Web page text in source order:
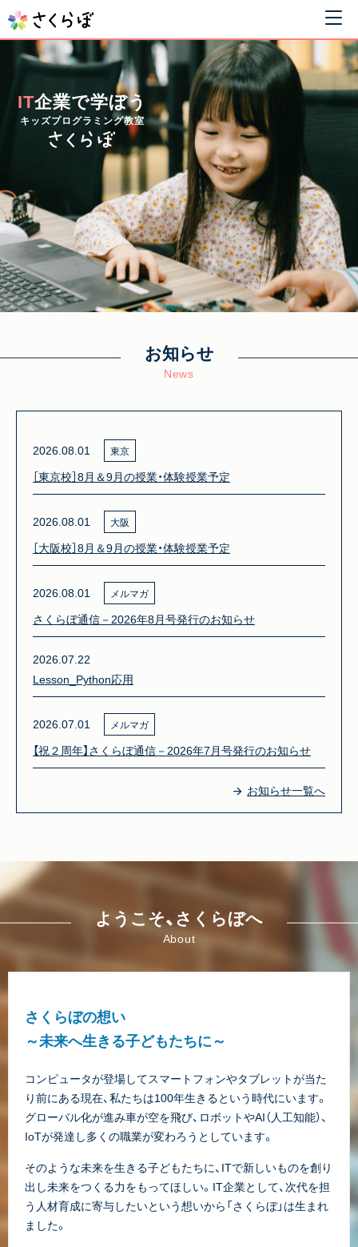
IT企業で学ぼう
キッズプログラミング教室
お知らせ
News
2026.08.01 東京
［東京校］8月＆9月の授業・体験授業予定
2026.08.01 大阪
［大阪校］8月＆9月の授業・体験授業予定
2026.08.01 メルマガ
さくらぼ通信－2026年8月号発行のお知らせ
2026.07.22
Lesson_Python応用
2026.07.01 メルマガ
【祝２周年】さくらぼ通信－2026年7月号発行のお知らせ
お知らせ一覧へ
ようこそ、さくらぼへ
About
さくらぼの想い
～未来へ生きる子どもたちに～
コンピュータが登場してスマートフォンやタブレットが当た
り前にある現在、私たちは100年生きるという時代にいます。
グローバル化が進み車が空を飛び、ロボットやAI（人工知能）、
IoTが発達し多くの職業が変わろうとしています。
そのような未来を生きる子どもたちに、ITで新しいものを創り
出し未来をつくる力をもってほしい。IT企業として、次代を担
う人材育成に寄与したいという想いから「さくらぼ」は生まれ
ました。